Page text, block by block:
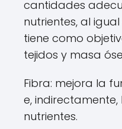
cantidades
nutrientes, al
tiene como
tejidos y masa
Fibra: mejora la
e,
nutrientes.